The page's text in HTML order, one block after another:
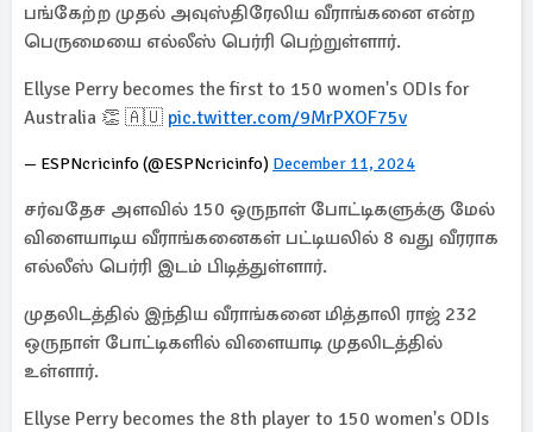
பங்கேற்ற முதல் அவுஸ்திரேலிய வீராங்கனை என்ற
பெருமையை எல்லீஸ் பெர்ரி பெற்றுள்ளார்.
Ellyse Perry becomes the first to 150 women's ODIs for
Australia 👏 🇦🇺 pic.twitter.com/9MrPXOF75v
— ESPNcricinfo (@ESPNcricinfo) December 11, 2024
சர்வதேச அளவில் 150 ஒருநாள் போட்டிகளுக்கு மேல்
விளையாடிய வீராங்கனைகள் பட்டியலில் 8 வது வீரராக
எல்லீஸ் பெர்ரி இடம் பிடித்துள்ளார்.
முதலிடத்தில் இந்திய வீராங்கனை மித்தாலி ராஜ் 232
ஒருநாள் போட்டிகளில் விளையாடி முதலிடத்தில்
உள்ளார்.
Ellyse Perry becomes the 8th player to 150 women's ODIs